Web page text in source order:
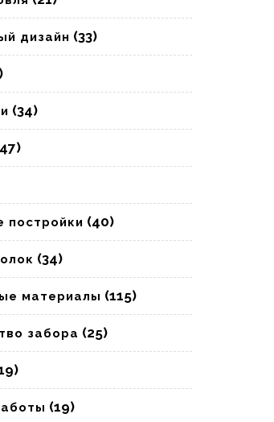
дизайн (33)
(34)
постройки (40)
(34)
материалы (115)
забора (25)
(19)